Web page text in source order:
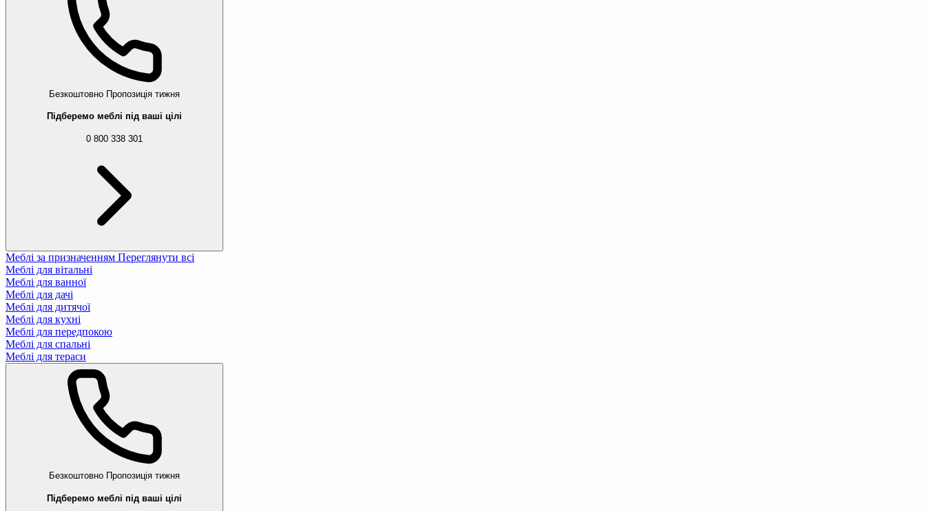
Безкоштовно Пропозиція тижня
Підберемо меблі під ваші цілі
0 800 338 301
Меблі за призначенням Переглянути всі
Меблі для вітальні
Меблі для ванної
Меблі для дачі
Меблі для дитячої
Меблі для кухні
Меблі для передпокою
Меблі для спальні
Меблі для тераси
Безкоштовно Пропозиція тижня
Підберемо меблі під ваші цілі